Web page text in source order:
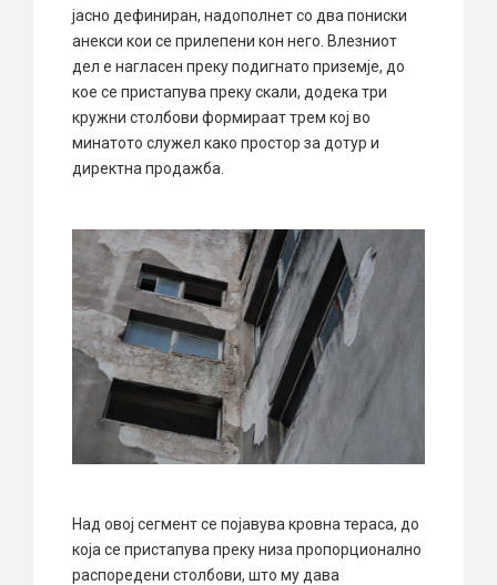
јасно дефиниран, надополнет со два пониски
анекси кои се прилепени кон него. Влезниот
дел е нагласен преку подигнато приземје, до
кое се пристапува преку скали, додека три
кружни столбови формираат трем кој во
минатото служел како простор за дотур и
директна продажба.
Над овој сегмент се појавува кровна тераса, до
која се пристапува преку низа пропорционално
распоредени столбови, што му дава